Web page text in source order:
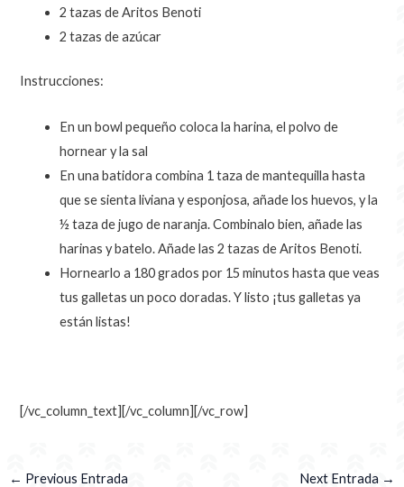
2 tazas de Aritos Benoti
2 tazas de azúcar
Instrucciones:
En un bowl pequeño coloca la harina, el polvo de
hornear y la sal
En una batidora combina 1 taza de mantequilla hasta
que se sienta liviana y esponjosa, añade los huevos, y la
½ taza de jugo de naranja. Combinalo bien, añade las
harinas y batelo. Añade las 2 tazas de Aritos Benoti.
Hornearlo a 180 grados por 15 minutos hasta que veas
tus galletas un poco doradas. Y listo ¡tus galletas ya
están listas!
[/vc_column_text][/vc_column][/vc_row]
← Previous Entrada Next Entrada →